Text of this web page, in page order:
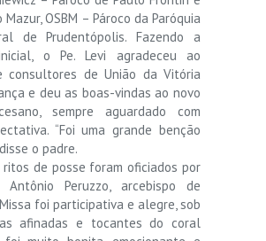
Mazur, OSBM – Pároco da Paróquia
de Prudentópolis. Fazendo a
o Pe. Levi agradeceu ao
consultores de União da Vitória
e deu as boas-vindas ao novo
sempre aguardado com
“Foi uma grande benção
o padre.
ritos de posse foram oficiados por
Antônio Peruzzo, arcebispo de
foi participativa e alegre, sob
afinadas e tocantes do coral